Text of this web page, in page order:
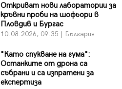
Откриват нови лаборатории за
кръвни проби на шофьори в
Пловдив и Бургас
10.08.2026, 09:35 | България
"Като спукване на гума":
Останките от дрона са
събрани и са изпратени за
експертиза